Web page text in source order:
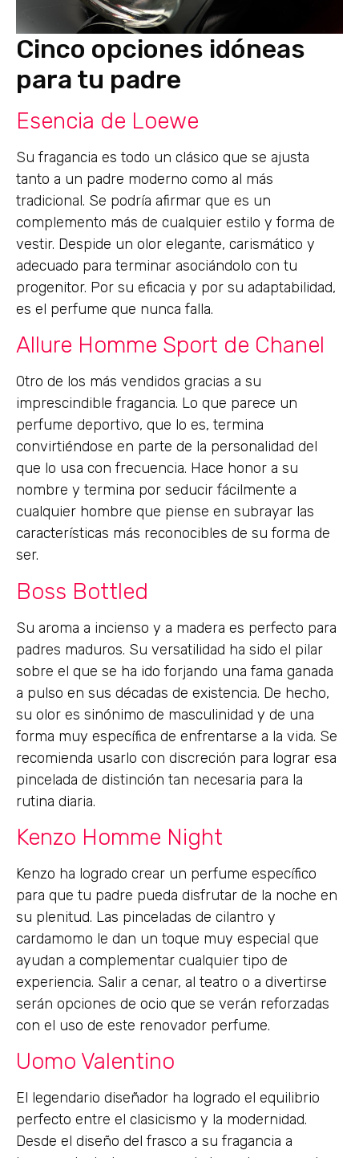
Cinco opciones idóneas
para tu padre
Esencia de Loewe
Su fragancia es todo un clásico que se ajusta
tanto a un padre moderno como al más
tradicional. Se podría afirmar que es un
complemento más de cualquier estilo y forma de
vestir. Despide un olor elegante, carismático y
adecuado para terminar asociándolo con tu
progenitor. Por su eficacia y por su adaptabilidad,
es el perfume que nunca falla.
Allure Homme Sport de Chanel
Otro de los más vendidos gracias a su
imprescindible fragancia. Lo que parece un
perfume deportivo, que lo es, termina
convirtiéndose en parte de la personalidad del
que lo usa con frecuencia. Hace honor a su
nombre y termina por seducir fácilmente a
cualquier hombre que piense en subrayar las
características más reconocibles de su forma de
ser.
Boss Bottled
Su aroma a incienso y a madera es perfecto para
padres maduros. Su versatilidad ha sido el pilar
sobre el que se ha ido forjando una fama ganada
a pulso en sus décadas de existencia. De hecho,
su olor es sinónimo de masculinidad y de una
forma muy específica de enfrentarse a la vida. Se
recomienda usarlo con discreción para lograr esa
pincelada de distinción tan necesaria para la
rutina diaria.
Kenzo Homme Night
Kenzo ha logrado crear un perfume específico
para que tu padre pueda disfrutar de la noche en
su plenitud. Las pinceladas de cilantro y
cardamomo le dan un toque muy especial que
ayudan a complementar cualquier tipo de
experiencia. Salir a cenar, al teatro o a divertirse
serán opciones de ocio que se verán reforzadas
con el uso de este renovador perfume.
Uomo Valentino
El legendario diseñador ha logrado el equilibrio
perfecto entre el clasicismo y la modernidad.
Desde el diseño del frasco a su fragancia a